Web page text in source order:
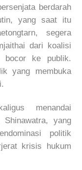
berdarah
, yang saat
itu
segera
dari
koalisi
bocor ke publik.
yang membuka
.
menandai
yang
politik
krisis hukum